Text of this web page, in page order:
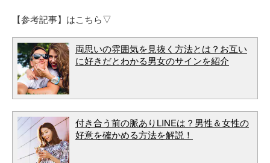
【参考記事】はこちら▽
両思いの雰囲気を見抜く方法とは？お互い
に好きだとわかる男女のサインを紹介
付き合う前の脈ありLINEは？男性＆女性の
好意を確かめる方法を解説！